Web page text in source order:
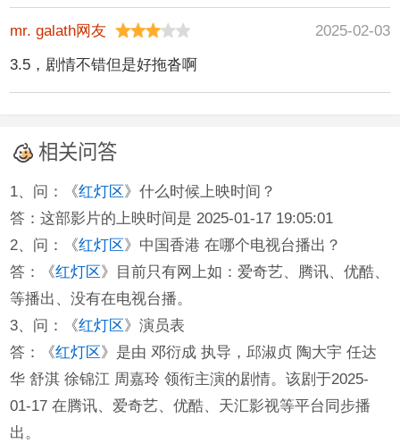
mr. galath网友
2025-02-03
3.5，剧情不错但是好拖沓啊
相关问答
1、问：《红灯区 》什么时候上映时间？
答：这部影片的上映时间是 2025-01-17 19:05:01
2、问：《红灯区 》中国香港 在哪个电视台播出？
答：《红灯区 》目前只有网上如：爱奇艺、腾讯、优酷、
等播出、没有在电视台播。
3、问：《红灯区 》演员表
答：《红灯区 》是由 邓衍成 执导，邱淑贞 陶大宇 任达
华 舒淇 徐锦江 周嘉玲 领衔主演的剧情。该剧于2025-
01-17 在腾讯、爱奇艺、优酷、天汇影视等平台同步播
出。